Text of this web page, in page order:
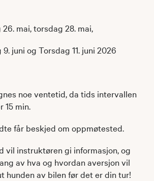
mai, torsdag 28. mai,
juni og Torsdag 11. juni 2026
noe ventetid, da tids intervallen
15 min.
får beskjed om oppmøtested.
vil instruktøren gi informasjon, og
av hva og hvordan aversjon vil
hunden av bilen før det er din tur!